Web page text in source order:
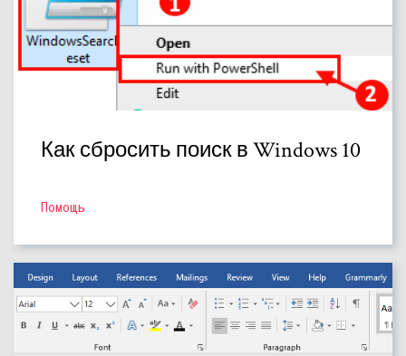
Как сбросить поиск в Windows 10
Помощь